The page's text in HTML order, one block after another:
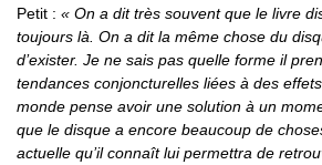
Petit : « On a dit très souvent que le livre
toujours là. On a dit la même chose du
d’exister. Je ne sais pas quelle forme il
tendances conjoncturelles liées à des
monde pense avoir une solution à un
que le disque a encore beaucoup de
actuelle qu’il connaît lui permettra de